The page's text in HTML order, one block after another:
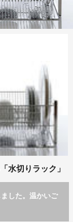
水切りラック」
した。温かいご